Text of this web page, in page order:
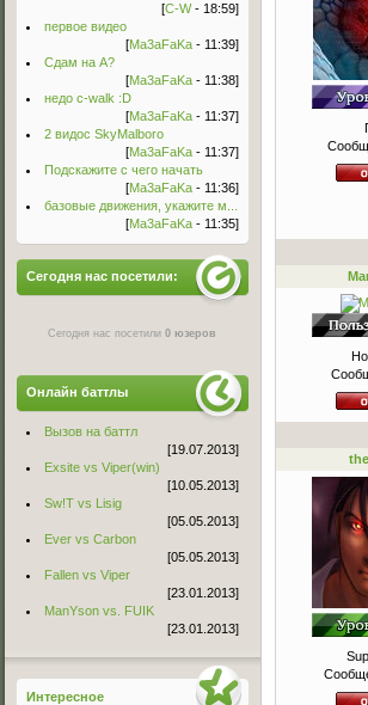
[C-W- 18:59]
первое видео
[Ma3aFaKa - 11:39]
Сдам на А?
[Ma3aFaKa - 11:38]
недо c-walk :D
[Ma3aFaKa - 11:37]
2 видос SkyMalboro
[Ma3aFaKa - 11:37]
Подскажите с чего начать
[Ma3aFaKa - 11:36]
базовые движения, укажите м...
[Ma3aFaKa - 11:35]
Сегодня нас посетили:
Сегодня нас посетили0 юзеров
Онлайн баттлы
Вызов на баттл
[19.07.2013]
Exsite vs Viper(win)
[10.05.2013]
Sw!T vs Lisig
[05.05.2013]
Ever vs Carbon
[05.05.2013]
Fallen vs Viper
[23.01.2013]
ManYson vs. FUIK
[23.01.2013]
Интересное